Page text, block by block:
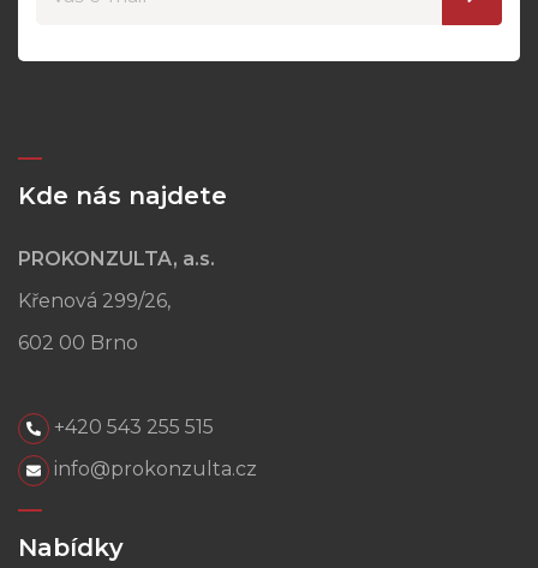
Kde nás najdete
PROKONZULTA, a.s.
Křenová 299/26,
602 00 Brno
+420 543 255 515
info@prokonzulta.cz
Nabídky